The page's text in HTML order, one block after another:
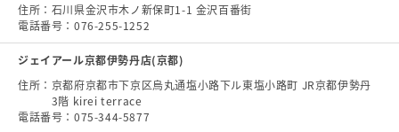
住所： 石川県金沢市木ノ新保町1-1 金沢百番街
電話番号： 076-255-1252
ジェイアール京都伊勢丹店(京都)
住所： 京都府京都市下京区烏丸通塩小路下ル東塩小路町 JR京都伊勢丹
3階 kirei terrace
電話番号： 075-344-5877